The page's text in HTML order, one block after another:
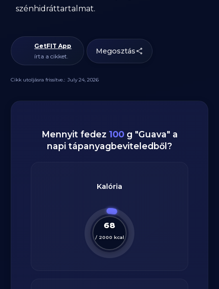
szénhidráttartalmat.
GetFIT App
írta a cikket.
Megosztás
Cikk utoljásra frissítve.: July 24, 2026
Mennyit fedez 100 g "Guava" a
napi tápanyagbeviteledből?
Kalória
68
/ 2000 kcal